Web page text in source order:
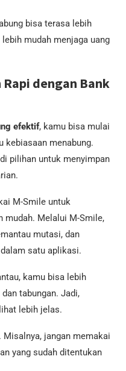
bisa terasa lebih
mudah menjaga uang
dengan Bank
efektif, kamu bisa mulai
kebiasaan menabung.
pilihan untuk menyimpan
M-Smile untuk
mudah. Melalui M-Smile,
mutasi, dan
satu aplikasi.
kamu bisa lebih
tabungan. Jadi,
lebih jelas.
jangan memakai
yang sudah ditentukan